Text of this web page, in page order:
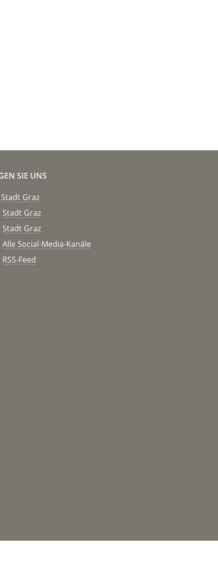
SIE UNS
Stadt Graz
Stadt Graz
Stadt Graz
Alle Social-Media-Kanäle
RSS-Feed